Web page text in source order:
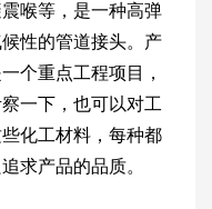
喉等，是一种高弹
性的管道接头。产
个重点工程项目，
一下，也可以对工
化工材料，每种都
求产品的品质。